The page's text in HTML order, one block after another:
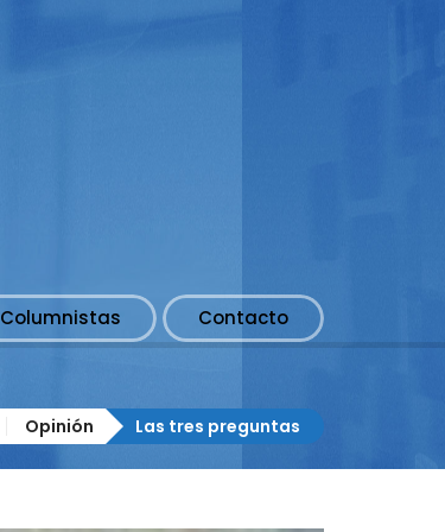
Columnistas Contacto
Opinión Las tres preguntas